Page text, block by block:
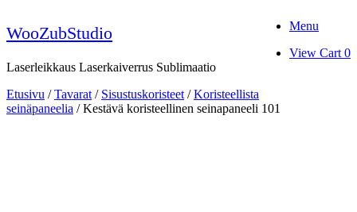
to
content
WooZubStudio
Laserleikkaus Laserkaiverrus Sublimaatio
Menu
View
View Cart 0
Etusivu /Tavarat / Sisustuskoristeet /Koristeellista
seinäpaneelia / Kestävä koristeellinen seinapaneeli 101